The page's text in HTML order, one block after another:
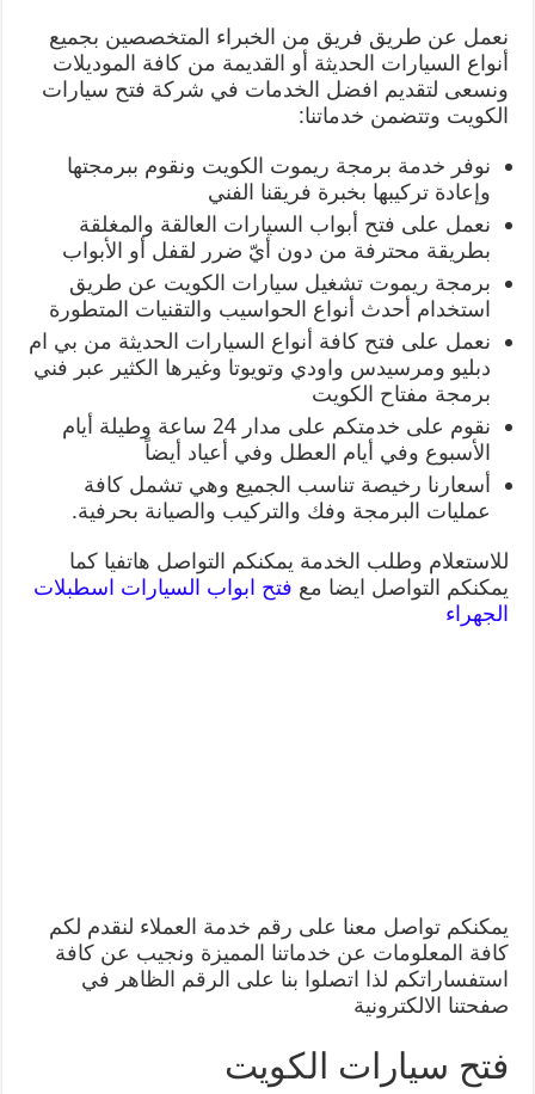
نعمل عن طريق فريق من الخبراء المتخصصين بجميع
أنواع السيارات الحديثة أو القديمة من كافة الموديلات
ونسعى لتقديم افضل الخدمات في شركة فتح سيارات
الكويت وتتضمن خدماتنا:
نوفر خدمة برمجة ريموت الكويت ونقوم ببرمجتها
وإعادة تركيبها بخبرة فريقنا الفني
نعمل على فتح أبواب السيارات العالقة والمغلقة
بطريقة محترفة من دون أيّ ضرر لقفل أو الأبواب
برمجة ريموت تشغيل سيارات الكويت عن طريق
استخدام أحدث أنواع الحواسيب والتقنيات المتطورة
نعمل على فتح كافة أنواع السيارات الحديثة من بي ام
دبليو ومرسيدس واودي وتويوتا وغيرها الكثير عبر فني
برمجة مفتاح الكويت
نقوم على خدمتكم على مدار 24 ساعة وطيلة أيام
الأسبوع وفي أيام العطل وفي أعياد أيضاً
أسعارنا رخيصة تناسب الجميع وهي تشمل كافة
عمليات البرمجة وفك والتركيب والصيانة بحرفية.
للاستعلام وطلب الخدمة يمكنكم التواصل هاتفيا كما
يمكنكم التواصل ايضا مع فتح ابواب السيارات اسطبلات
الجهراء
يمكنكم تواصل معنا على رقم خدمة العملاء لنقدم لكم
كافة المعلومات عن خدماتنا المميزة ونجيب عن كافة
استفساراتكم لذا اتصلوا بنا على الرقم الظاهر في
صفحتنا الالكترونية
فتح سيارات الكويت